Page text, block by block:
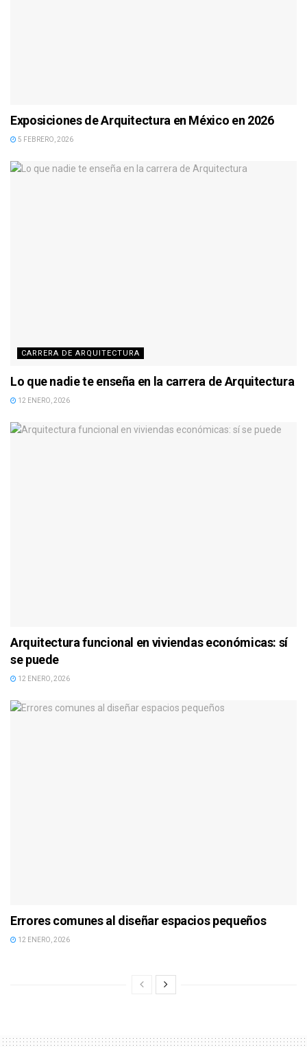
Exposiciones de Arquitectura en México en 2026
5 FEBRERO, 2026
CARRERA DE ARQUITECTURA
Lo que nadie te enseña en la carrera de Arquitectura
12 ENERO, 2026
Arquitectura funcional en viviendas económicas: sí
se puede
12 ENERO, 2026
Errores comunes al diseñar espacios pequeños
12 ENERO, 2026